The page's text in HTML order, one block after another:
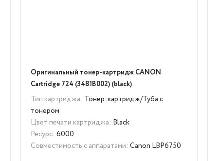
Оригинальный тонер-картридж CANON
Cartridge 724 (3481B002) (black)
Тип картриджа: Тонер-картридж/Туба с
тонером
Цвет печати картриджа: Black
Ресурс: 6000
Совместимость с аппаратами: Canon LBP6750